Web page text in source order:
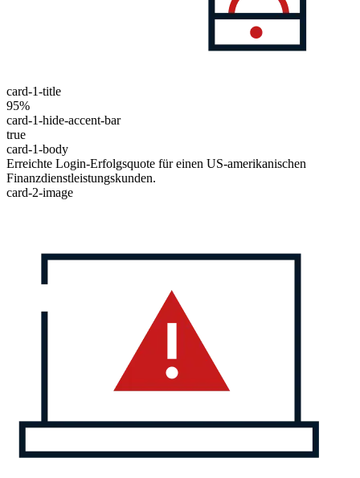
card-1-title
95%
card-1-hide-accent-bar
true
card-1-body
Erreichte Login-Erfolgsquote für einen US-amerikanischen
Finanzdienstleistungskunden.
card-2-image